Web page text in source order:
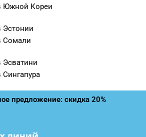
Южной Кореи
Эстонии
Сомали
Эсватини
Сингапура
предложение: скидка 20%